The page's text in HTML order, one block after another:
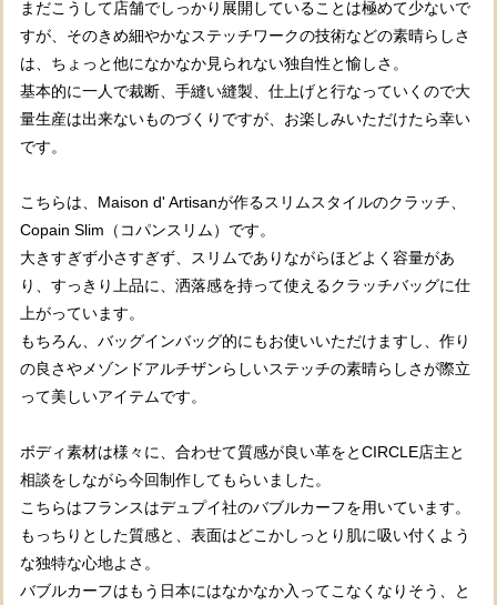
まだこうして店舗でしっかり展開していることは極めて少ないで
すが、そのきめ細やかなステッチワークの技術などの素晴らしさ
は、ちょっと他になかなか見られない独自性と愉しさ。
基本的に一人で裁断、手縫い縫製、仕上げと行なっていくので大
量生産は出来ないものづくりですが、お楽しみいただけたら幸い
です。
こちらは、Maison d' Artisanが作るスリムスタイルのクラッチ、
Copain Slim（コパンスリム）です。
大きすぎず小さすぎず、スリムでありながらほどよく容量があ
り、すっきり上品に、洒落感を持って使えるクラッチバッグに仕
上がっています。
もちろん、バッグインバッグ的にもお使いいただけますし、作り
の良さやメゾンドアルチザンらしいステッチの素晴らしさが際立
って美しいアイテムです。
ボディ素材は様々に、合わせて質感が良い革をとCIRCLE店主と
相談をしながら今回制作してもらいました。
こちらはフランスはデュプイ社のバブルカーフを用いています。
もっちりとした質感と、表面はどこかしっとり肌に吸い付くよう
な独特な心地よさ。
バブルカーフはもう日本にはなかなか入ってこなくなりそう、と